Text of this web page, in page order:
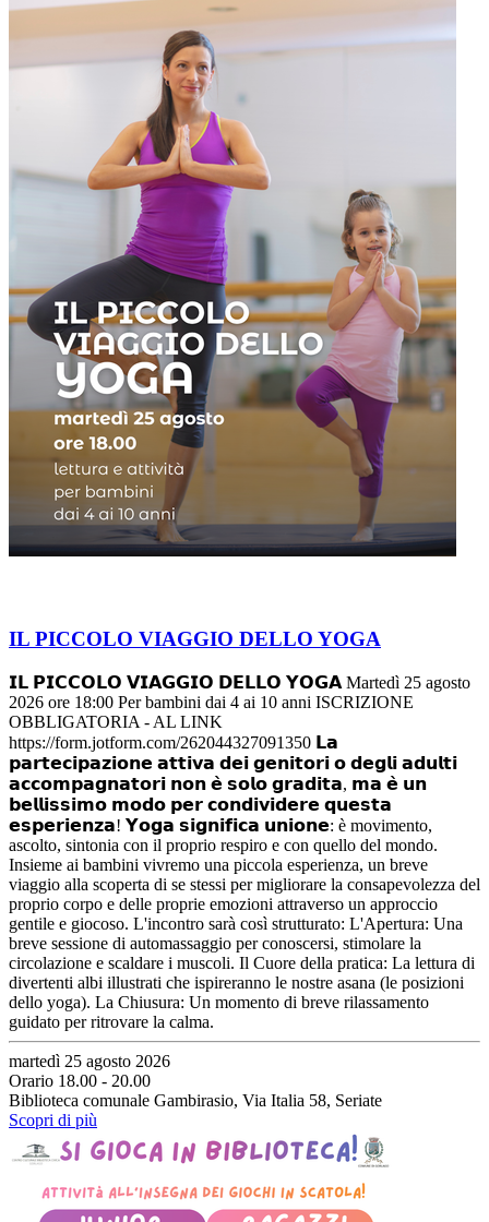
IL PICCOLO VIAGGIO DELLO YOGA
𝗜𝗟 𝗣𝗜𝗖𝗖𝗢𝗟𝗢 𝗩𝗜𝗔𝗚𝗚𝗜𝗢 𝗗𝗘𝗟𝗟𝗢 𝗬𝗢𝗚𝗔 Martedì 25 agosto
2026 ore 18:00 Per bambini dai 4 ai 10 anni ISCRIZIONE
OBBLIGATORIA - AL LINK
https://form.jotform.com/262044327091350 𝗟𝗮
𝗽𝗮𝗿𝘁𝗲𝗰𝗶𝗽𝗮𝘇𝗶𝗼𝗻𝗲 𝗮𝘁𝘁𝗶𝘃𝗮 𝗱𝗲𝗶 𝗴𝗲𝗻𝗶𝘁𝗼𝗿𝗶 𝗼 𝗱𝗲𝗴𝗹𝗶 𝗮𝗱𝘂𝗹𝘁𝗶
𝗮𝗰𝗰𝗼𝗺𝗽𝗮𝗴𝗻𝗮𝘁𝗼𝗿𝗶 𝗻𝗼𝗻 𝗲̀ 𝘀𝗼𝗹𝗼 𝗴𝗿𝗮𝗱𝗶𝘁𝗮, 𝗺𝗮 𝗲̀ 𝘂𝗻
𝗯𝗲𝗹𝗹𝗶𝘀𝘀𝗶𝗺𝗼 𝗺𝗼𝗱𝗼 𝗽𝗲𝗿 𝗰𝗼𝗻𝗱𝗶𝘃𝗶𝗱𝗲𝗿𝗲 𝗾𝘂𝗲𝘀𝘁𝗮
𝗲𝘀𝗽𝗲𝗿𝗶𝗲𝗻𝘇𝗮! 𝗬𝗼𝗴𝗮 𝘀𝗶𝗴𝗻𝗶𝗳𝗶𝗰𝗮 𝘂𝗻𝗶𝗼𝗻𝗲: è movimento,
ascolto, sintonia con il proprio respiro e con quello del mondo.
Insieme ai bambini vivremo una piccola esperienza, un breve
viaggio alla scoperta di se stessi per migliorare la consapevolezza del
proprio corpo e delle proprie emozioni attraverso un approccio
gentile e giocoso. L'incontro sarà così strutturato: L'Apertura: Una
breve sessione di automassaggio per conoscersi, stimolare la
circolazione e scaldare i muscoli. Il Cuore della pratica: La lettura di
divertenti albi illustrati che ispireranno le nostre asana (le posizioni
dello yoga). La Chiusura: Un momento di breve rilassamento
guidato per ritrovare la calma.
martedì 25 agosto 2026
Orario 18.00 - 20.00
Biblioteca comunale Gambirasio, Via Italia 58, Seriate
Scopri di più